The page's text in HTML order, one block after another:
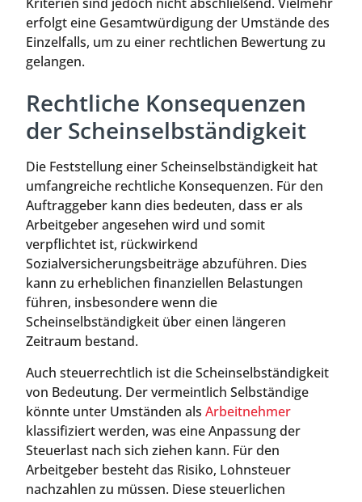
erfolgt eine Gesamtwürdigung der Umstände des
Einzelfalls, um zu einer rechtlichen Bewertung zu
gelangen.
Rechtliche Konsequenzen
der Scheinselbständigkeit
Die Feststellung einer Scheinselbständigkeit hat
umfangreiche rechtliche Konsequenzen. Für den
Auftraggeber kann dies bedeuten, dass er als
Arbeitgeber angesehen wird und somit
verpflichtet ist, rückwirkend
Sozialversicherungsbeiträge abzuführen. Dies
kann zu erheblichen finanziellen Belastungen
führen, insbesondere wenn die
Scheinselbständigkeit über einen längeren
Zeitraum bestand.
Auch steuerrechtlich ist die Scheinselbständigkeit
von Bedeutung. Der vermeintlich Selbständige
könnte unter Umständen als Arbeitnehmer
klassifiziert werden, was eine Anpassung der
Steuerlast nach sich ziehen kann. Für den
Arbeitgeber besteht das Risiko, Lohnsteuer
nachzahlen zu müssen. Diese steuerlichen